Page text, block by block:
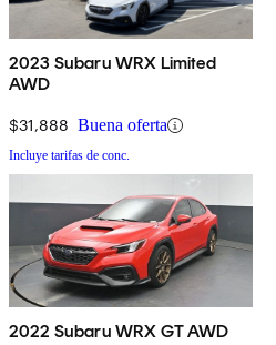
2023 Subaru WRX Limited
AWD
$31,888 Buena oferta
Incluye tarifas de conc.
2022 Subaru WRX GT AWD